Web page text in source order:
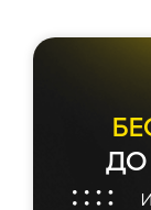
ДО